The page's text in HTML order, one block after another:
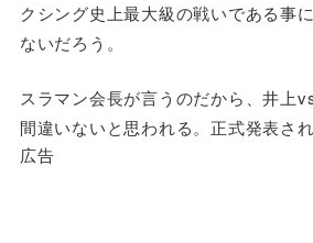
クシング史上最大級の戦いである事
ないだろう。
スラマン会長が言うのだから、井上
間違いないと思われる。正式発表さ
広告